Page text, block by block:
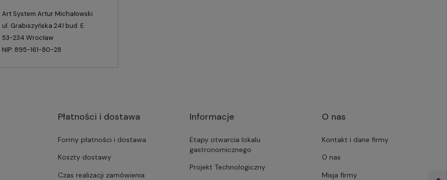
Art System Artur Michałowski
ul. Grabiszyńska 241 bud. E
53-234 Wrocław
NIP: 895-161-80-28
Płatności i dostawa
Formy płatności i dostawa
Koszty dostawy
Czas realizacji zamówienia
Informacje
Etapy otwarcia lokalu
gastronomicznego
Projekt Technologiczny
O nas
Kontakt i dane firmy
O nas
Misja firmy